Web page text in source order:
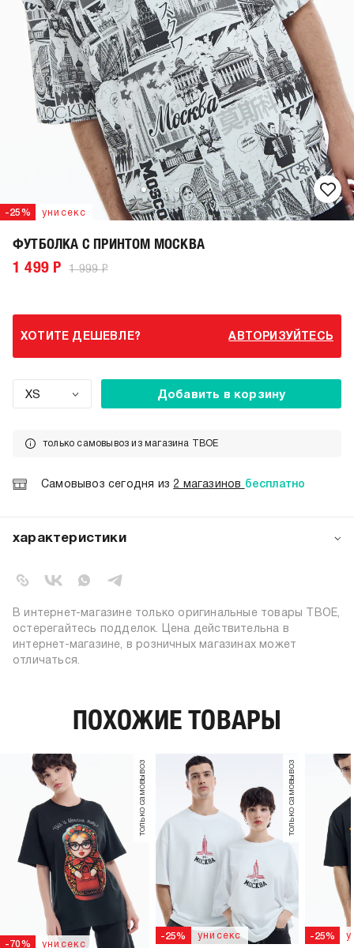
-25% унисекс
ФУТБОЛКА С ПРИНТОМ МОСКВА
1 499 Р 1 999 Р
ХОТИТЕ ДЕШЕВЛЕ? АВТОРИЗУЙТЕСЬ
XS Добавить в корзину
только самовывоз из магазина ТВОЕ
Самовывоз сегодня из 2 магазинов бесплатно
характеристики
коллекция:
вид застежки:
без застежки
цвет:
белый
состав:
100% хлопок
женский, унисекс, мужской
В интернет-магазине только оригинальные товары ТВОЕ,
остерегайтесь подделок. Цена действительна в
интернет-магазине, в розничных магазинах может
отличаться.
ПОХОЖИЕ ТОВАРЫ
-70% унисекс
только самовывоз
-25% унисекс
только самовывоз
-25%